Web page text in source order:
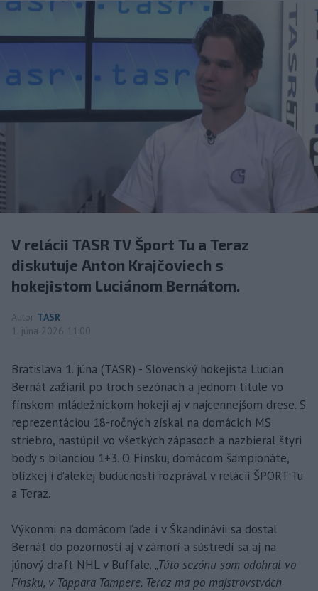
V relácii TASR TV Šport Tu a Teraz
diskutuje Anton Krajčoviech s
hokejistom Luciánom Bernátom.
Autor TASR
1. júna 2026 11:00
Bratislava 1. júna (TASR) - Slovenský hokejista Lucian
Bernát zažiaril po troch sezónach a jednom titule vo
fínskom mládežníckom hokeji aj v najcennejšom drese. S
reprezentáciou 18-ročných získal na domácich MS
striebro, nastúpil vo všetkých zápasoch a nazbieral štyri
body s bilanciou 1+3. O Fínsku, domácom šampionáte,
blízkej i ďalekej budúcnosti rozprával v relácii ŠPORT Tu
a Teraz.
Výkonmi na domácom ľade i v Škandinávii sa dostal
Bernát do pozornosti aj v zámorí a sústredí sa aj na
júnový draft NHL v Buffale. „Túto sezónu som odohral vo
Fínsku, v Tappara Tampere. Teraz ma po majstrovstvách